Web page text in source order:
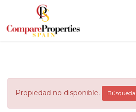
Propiedad no disponible.